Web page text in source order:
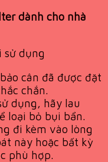
dành cho nhà
sử dụng
cân đã được đặt
chắn.
dụng, hãy lau
loại bỏ bụi bẩn.
đi kèm vào lòng
này hoặc bất kỳ
phù hợp.